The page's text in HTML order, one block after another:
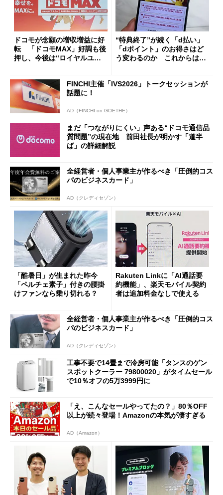
ドコモが念願の増収増益に好
転 「ドコモMAX」好調も後
押し、今後は“ロイヤルユー
“特典終了”が続く「d払い」
「dポイント」のお得さはど
う変わるのか これからは
FINCHI主催「IVS2026」トークセッションが
話題に！
AD（FINCHI on GOETHE）
まだ「つながりにくい」声ある“ドコモ通信品
質問題”の現在地 前田社長が明かす「道半
ば」の詳細解説
全経営者・個人事業主が作るべき「圧倒的コス
パのビジネスカード」
AD（クレディセゾン）
「酷暑日」が生まれた昨今
「ペルチェ素子」付きの腰掛
けファンなら乗り切れる？
Rakuten Linkに「AI通話要
約機能」、楽天モバイル契約
者は追加料金なしで使える
全経営者・個人事業主が作るべき「圧倒的コス
パのビジネスカード」
AD（クレディセゾン）
工事不要で14畳まで冷房可能「タンスのゲン
スポットクーラー 79800020」がタイムセール
で10％オフの5万3999円に
「え、こんなセールやってたの？」80％OFF
以上が続々登場！Amazonの本気が凄すぎる
AD（Amazon）